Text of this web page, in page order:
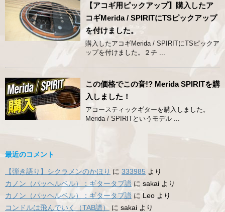
【アコギ用ピックアップ】購入したア
コギMerida / SPIRITにTSピックアップ
を付けました。
購入したアコギMerida / SPIRITにTSピックア
ップを付けました。２チ ...
この価格でこの音!? Merida SPIRITを購
入しました！
アコースティックギターを購入しました。
Merida / SPIRITというモデル ...
最近のコメント
【弾き語り】シクラメンのかほり に 333985 より
カノン（パッヘルベル）：ギタータブ譜 に sakai より
カノン（パッヘルベル）：ギタータブ譜 に Leo より
コンドルは飛んでいく（TAB譜）
に sakai より